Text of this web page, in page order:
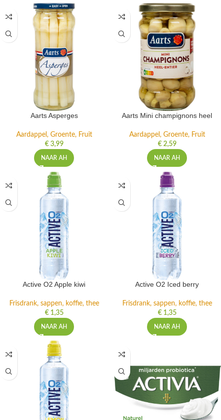
Aarts Asperges
Aardappel, Groente, Fruit
€3,99
NAAR AH
Aarts Mini champignons heel
Aardappel, Groente, Fruit
€2,59
NAAR AH
Active O2 Apple kiwi
Frisdrank, sappen, koffie, thee
€1,35
NAAR AH
Active O2 Iced berry
Frisdrank, sappen, koffie, thee
€1,35
NAAR AH